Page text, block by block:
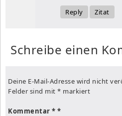
Reply Zitat
Schreibe einen
Deine E-Mail-Adresse wird nicht
Felder sind mit * markiert
Kommentar *